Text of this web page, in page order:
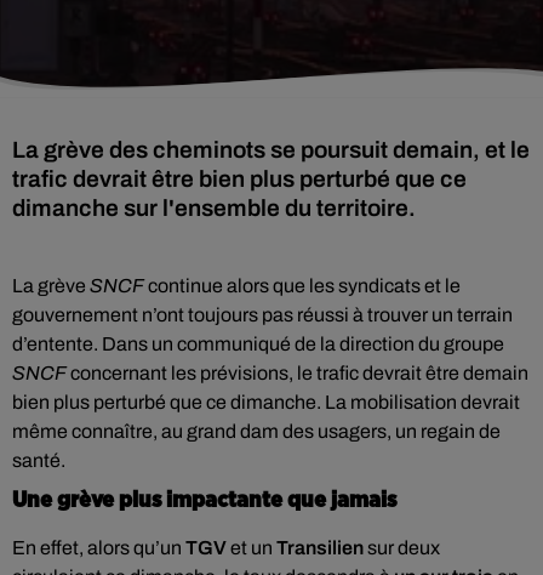
La grève des cheminots se poursuit demain, et le
trafic devrait être bien plus perturbé que ce
dimanche sur l'ensemble du territoire.
La grève SNCFcontinue alors que les syndicats et le
gouvernement n’ont toujours pas réussi à trouver un terrain
d’entente. Dans un communiqué de la direction du groupe
SNCFconcernant les prévisions, le trafic devrait être demain
bien plus perturbé que ce dimanche. La mobilisation devrait
même connaître, au grand dam des usagers, un regain de
santé.
Une grève plus impactante que jamais
En effet, alors qu’un TGVet un Transiliensur deux